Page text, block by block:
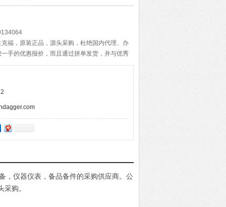
福，原装正品，源头采购，杜绝国内代理、办
手的优惠报价，而且通过拼单发货，并与优秀
准确与快速，带给客户便捷的购物体验。
，仪器仪表，备品备件的采购供应商。公
购。